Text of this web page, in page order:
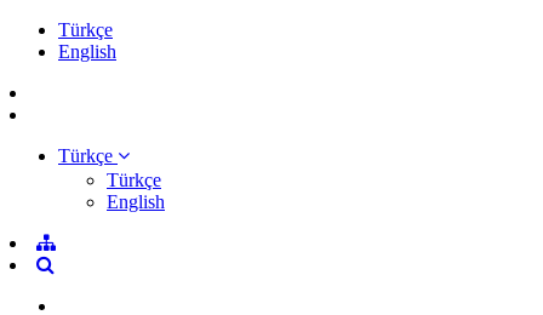
Türkçe
English
Türkçe
Türkçe
English